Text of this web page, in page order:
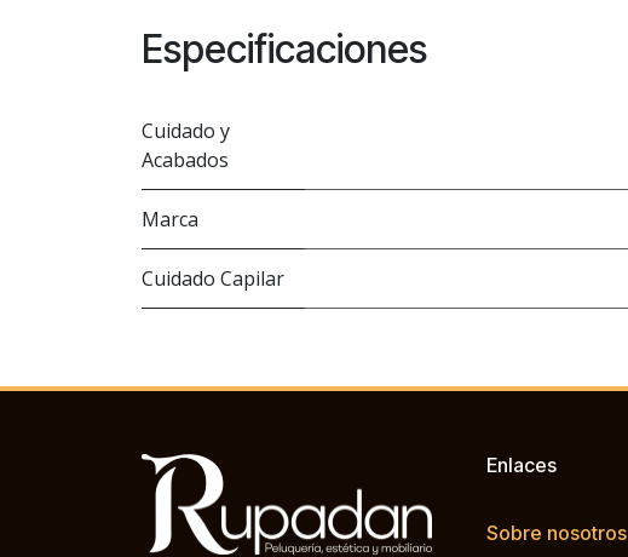
Especificaciones
Cuidado y
Acabados
Marca
Cuidado Capilar
Enlaces
Sobre nosotros